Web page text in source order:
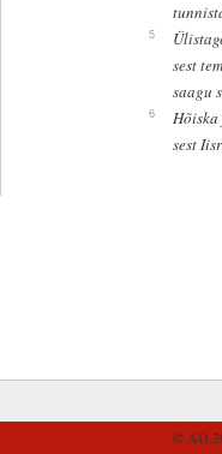
5
sest
saagu
6
sest
© AD